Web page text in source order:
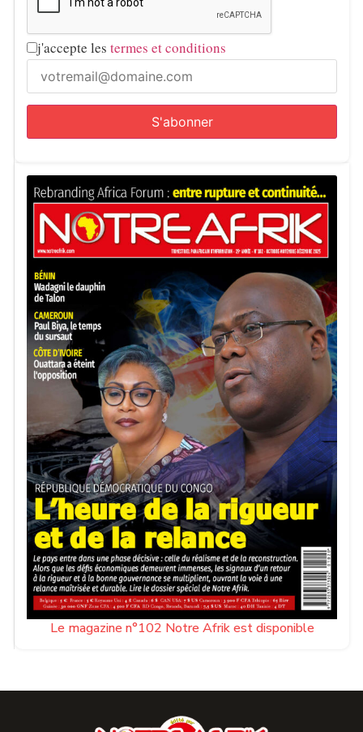
j'accepte les termes et conditions
Le magazine n°102 Notre Afrik est disponible